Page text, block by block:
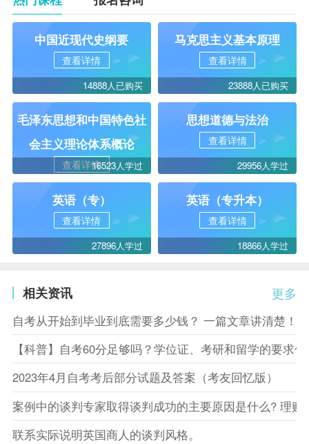
中国近现代史纲要
查看详情
14888人已购买
马克思主义基本原理
查看详情
23888人已购买
毛泽东思想和中国特色社
会主义理论体系概论
查看详情16523人学过
思想道德与法治
查看详情
29956人学过
英语（专）
查看详情
27896人学过
英语（专升本）
查看详情
18866人学过
更多
相关资讯
自考从开始到毕业到底需要多少钱？ 一篇文章讲清楚！
【科普】自考60分足够吗？学位证、考研和留学的要求
2023年4月自考考后部分试题及答案（考友回忆版）
案例中的谈判专家取得谈判成功的主要原因是什么? 理
联系实际说明英国商人的谈判风格。